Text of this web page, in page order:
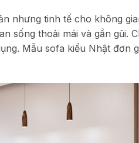
nhưng tinh tế cho không
sống thoải mái và gần gũi.
Mẫu sofa kiểu Nhật đơn